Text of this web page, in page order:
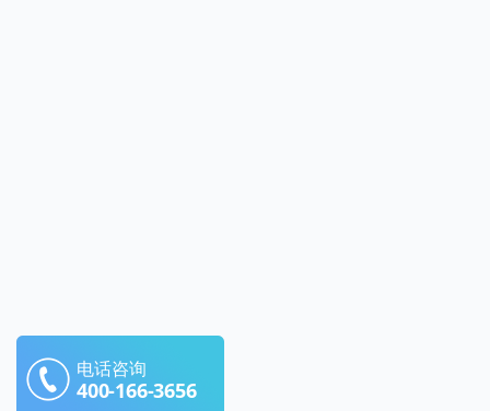
电话咨询
400-166-3656